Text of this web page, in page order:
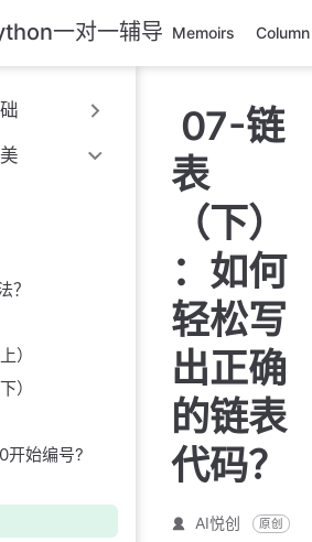
一对一辅导 Memoirs Column
？
）
）
开始编号?
07-链
表
（下）
：如何
轻松写
出正确
的链表
代码？
AI悦创 原创